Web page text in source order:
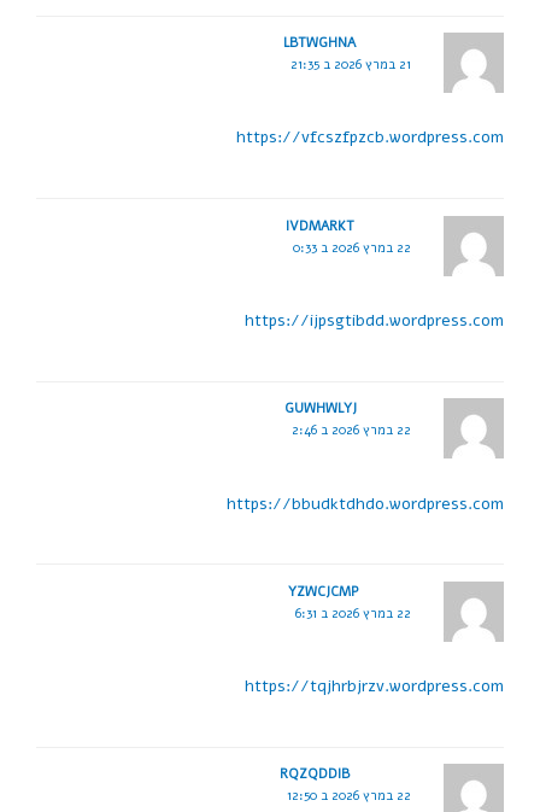
LBTWGHNA
21 במרץ 2026 ב 21:35
https://vfcszfpzcb.wordpress.com
IVDMARKT
22 במרץ 2026 ב 0:33
https://ijpsgtibdd.wordpress.com
GUWHWLYJ
22 במרץ 2026 ב 2:46
https://bbudktdhdo.wordpress.com
YZWCJCMP
22 במרץ 2026 ב 6:31
https://tqjhrbjrzv.wordpress.com
RQZQDDIB
22 במרץ 2026 ב 12:50